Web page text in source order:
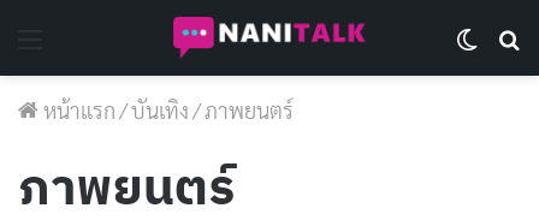
หน้าแรก/บันเทิง/ภาพยนตร์
ภาพยนตร์